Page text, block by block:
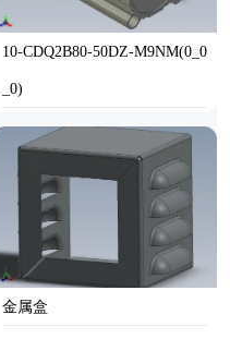
10-CDQ2B80-50DZ-M9NM(0_0
_0)
STP
金属盒